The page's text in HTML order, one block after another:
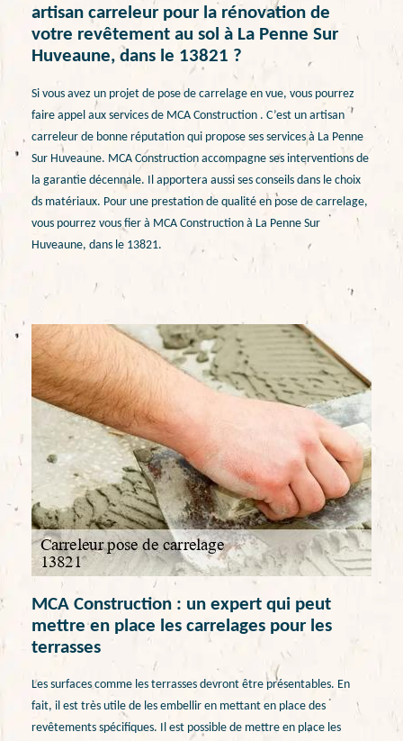
artisan carreleur pour la rénovation de
votre revêtement au sol à La Penne Sur
Huveaune, dans le 13821 ?
Si vous avez un projet de pose de carrelage en vue, vous pourrez
faire appel aux services de MCA Construction . C’est un artisan
carreleur de bonne réputation qui propose ses services à La Penne
Sur Huveaune. MCA Construction accompagne ses interventions de
la garantie décennale. Il apportera aussi ses conseils dans le choix
ds matériaux. Pour une prestation de qualité en pose de carrelage,
vous pourrez vous fier à MCA Construction à La Penne Sur
Huveaune, dans le 13821.
MCA Construction : un expert qui peut
mettre en place les carrelages pour les
terrasses
Les surfaces comme les terrasses devront être présentables. En
fait, il est très utile de les embellir en mettant en place des
revêtements spécifiques. Il est possible de mettre en place les